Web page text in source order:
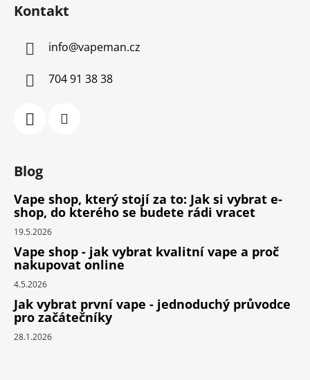
Kontakt
info@vapeman.cz
704 91 38 38
Blog
Vape shop, který stojí za to: Jak si vybrat e-
shop, do kterého se budete rádi vracet
19.5.2026
Vape shop - jak vybrat kvalitní vape a proč
nakupovat online
4.5.2026
Jak vybrat první vape - jednoduchý průvodce
pro začátečníky
28.1.2026